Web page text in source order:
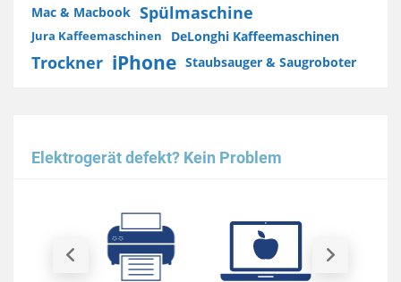
Mac & Macbook Spülmaschine
Jura Kaffeemaschinen DeLonghi Kaffeemaschinen
Trockner iPhone Staubsauger & Saugroboter
Elektrogerät defekt? Kein Problem